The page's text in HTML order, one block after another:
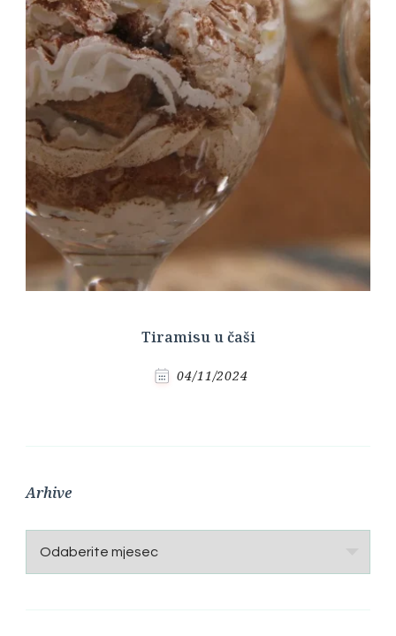
Tiramisu u čaši
04/11/2024
Arhive
Arhive